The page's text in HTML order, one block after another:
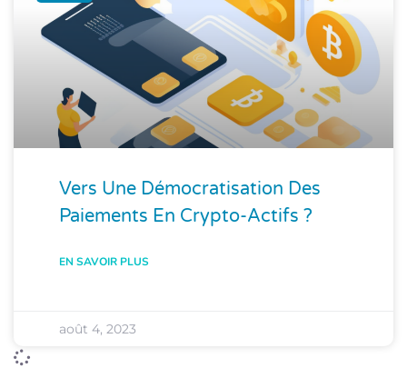
Vers Une Démocratisation Des
Paiements En Crypto-Actifs ?
EN SAVOIR PLUS
août 4, 2023